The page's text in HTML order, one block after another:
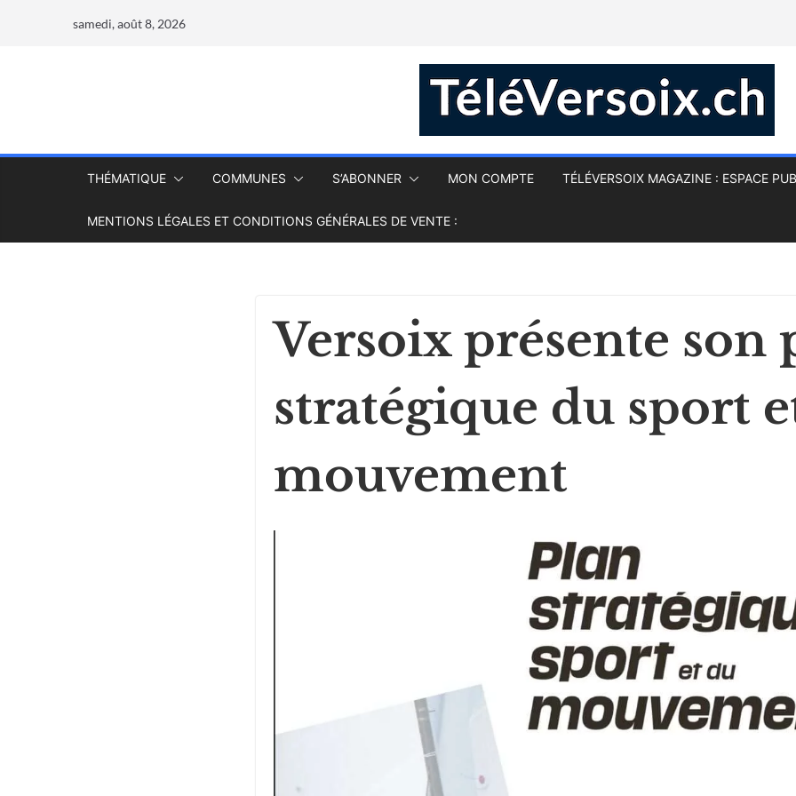
samedi, août 8, 2026
THÉMATIQUE COMMUNES S’ABONNER MON COMPTE TÉLÉVERSOIX MAGAZINE : ESPACE
MENTIONS LÉGALES ET CONDITIONS GÉNÉRALES DE VENTE :
Versoix présente son
stratégique du sport
mouvement